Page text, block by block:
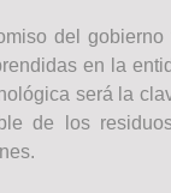
del
en la
será la
de los